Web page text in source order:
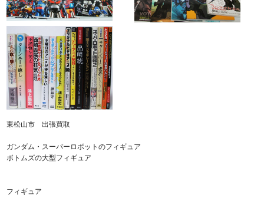
東松山市 出張買取
ガンダム・スーパーロボットのフィギュア
ボトムズの大型フィギュア
フィギュア